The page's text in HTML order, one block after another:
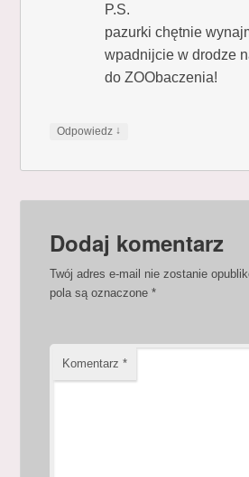
P.S.
pazurki chętnie
wpadnijcie w drodze
do ZOObaczenia!
Odpowiedz ↓
Dodaj komentarz
Twój adres e-mail nie zostanie
pola są oznaczone*
Komentarz*